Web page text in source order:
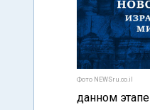
Фото NEWSru.co.il
данном